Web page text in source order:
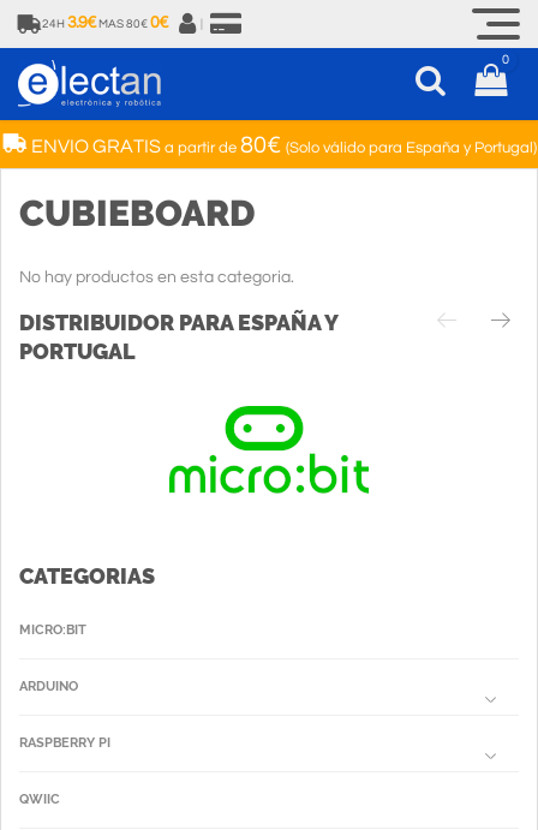
24H 3.9€ MAS 80€ 0€
0
ENVIO GRATISa partir de 80€ (Solo válido para España y Portugal)
CUBIEBOARD
No hay productos en esta categoria.
DISTRIBUIDOR PARA ESPAÑA Y
PORTUGAL
CATEGORIAS
MICRO:BIT
ARDUINO
RASPBERRY PI
QWIIC